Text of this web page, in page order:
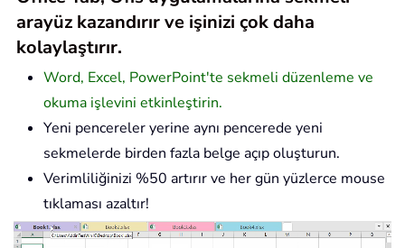
arayüz kazandırır ve işinizi çok daha
kolaylaştırır.
Word, Excel, PowerPoint'te sekmeli düzenleme ve
okuma işlevini etkinleştirin.
Yeni pencereler yerine aynı pencerede yeni
sekmelerde birden fazla belge açıp oluşturun.
Verimliliğinizi %50 artırır ve her gün yüzlerce mouse
tıklaması azaltır!